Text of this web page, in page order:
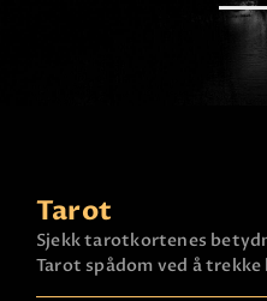
Tarot
Sjekk tarotkortenes
Tarot spådom ved å